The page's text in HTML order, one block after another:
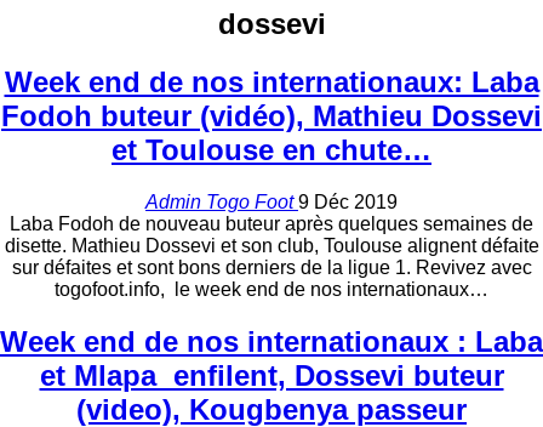
dossevi
Week end de nos internationaux: Laba
Fodoh buteur (vidéo), Mathieu Dossevi
et Toulouse en chute…
Admin Togo Foot9 Déc 2019
Laba Fodoh de nouveau buteur après quelques semaines de
disette. Mathieu Dossevi et son club, Toulouse alignent défaite
sur défaites et sont bons derniers de la ligue 1. Revivez avec
togofoot.info, le week end de nos internationaux…
Week end de nos internationaux : Laba
et Mlapa enfilent, Dossevi buteur
(video), Kougbenya passeur